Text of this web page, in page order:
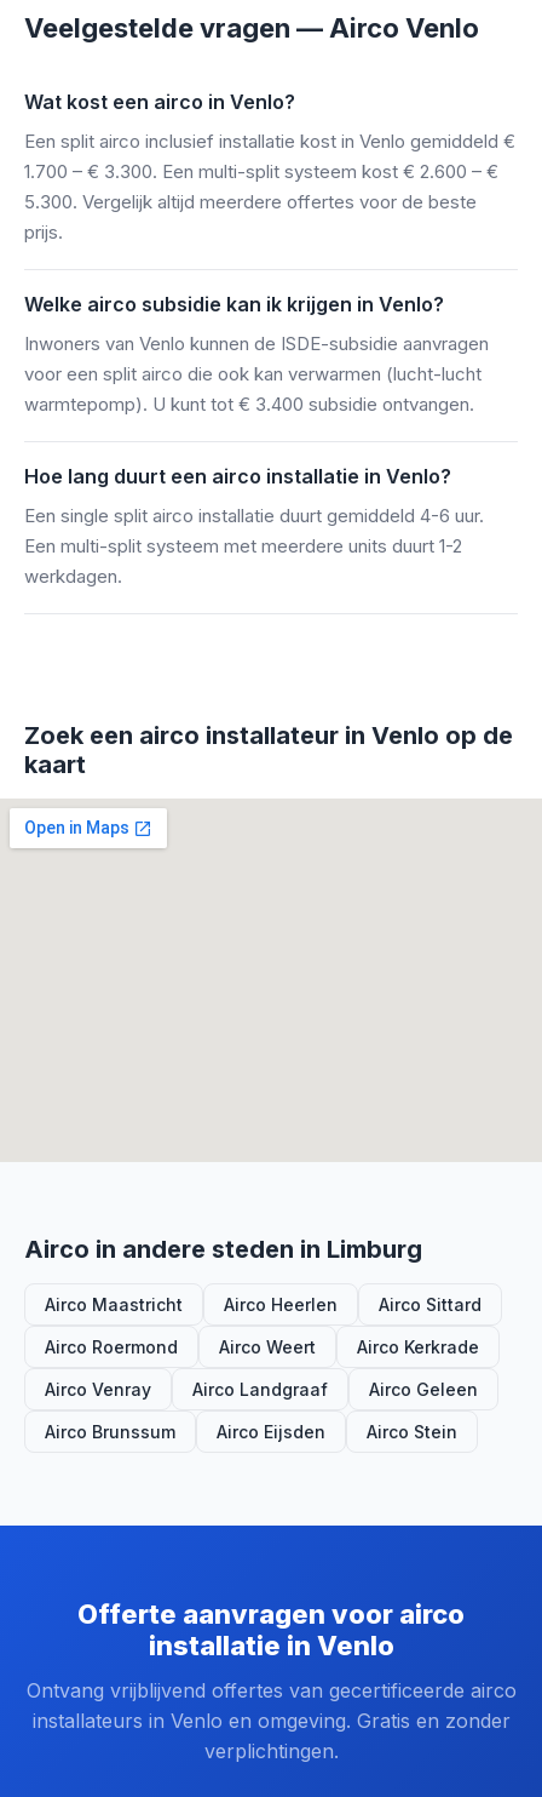
Veelgestelde vragen — Airco Venlo
Wat kost een airco in Venlo?
Een split airco inclusief installatie kost in Venlo gemiddeld €
1.700 – € 3.300. Een multi-split systeem kost € 2.600 – €
5.300. Vergelijk altijd meerdere offertes voor de beste
prijs.
Welke airco subsidie kan ik krijgen in Venlo?
Inwoners van Venlo kunnen de ISDE-subsidie aanvragen
voor een split airco die ook kan verwarmen (lucht-lucht
warmtepomp). U kunt tot € 3.400 subsidie ontvangen.
Hoe lang duurt een airco installatie in Venlo?
Een single split airco installatie duurt gemiddeld 4-6 uur.
Een multi-split systeem met meerdere units duurt 1-2
werkdagen.
Zoek een airco installateur in Venlo op de
kaart
Airco in andere steden in Limburg
Airco Maastricht Airco Heerlen Airco Sittard
Airco Roermond Airco Weert Airco Kerkrade
Airco Venray Airco Landgraaf Airco Geleen
Airco Brunssum Airco Eijsden Airco Stein
Offerte aanvragen voor airco
installatie in Venlo
Ontvang vrijblijvend offertes van gecertificeerde airco
installateurs in Venlo en omgeving. Gratis en zonder
verplichtingen.